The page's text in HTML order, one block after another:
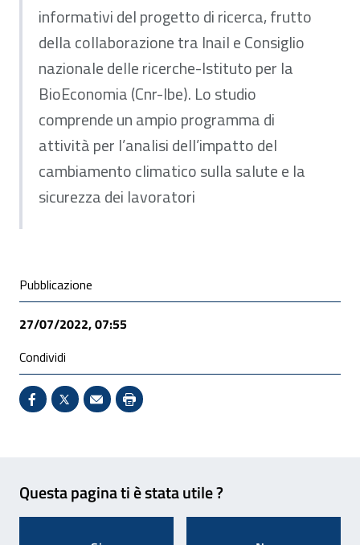
informativi del progetto di ricerca, frutto
della collaborazione tra Inail e Consiglio
nazionale delle ricerche-Istituto per la
BioEconomia (Cnr-Ibe). Lo studio
comprende un ampio programma di
attività per l’analisi dell’impatto del
cambiamento climatico sulla salute e la
sicurezza dei lavoratori
Condivisione social
Pubblicazione
27/07/2022, 07:55
Condividi
Condividi su Facebook - Sito esterno - Apertura in
X - Sito esterno - Apertura in nuova finestra
Invio Mail: apre il programma di posta
Stampa pagina: scelta meno
Questa pagina ti è stata utile ?